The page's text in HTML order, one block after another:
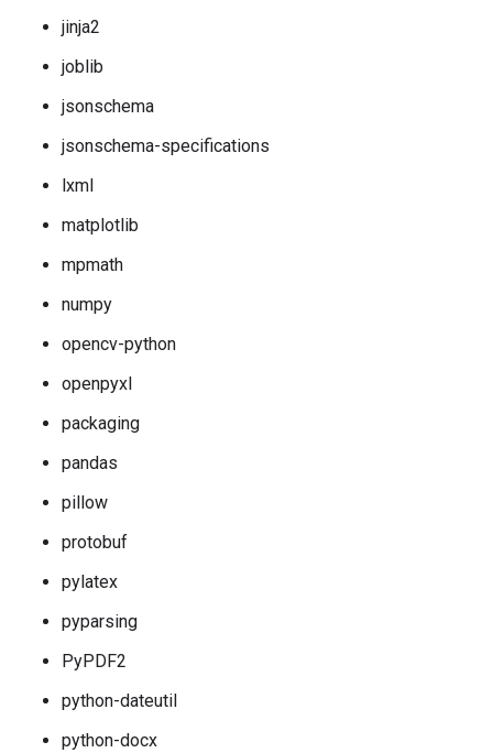
jinja2
joblib
jsonschema
jsonschema-specifications
lxml
matplotlib
mpmath
numpy
opencv-python
openpyxl
packaging
pandas
pillow
protobuf
pylatex
pyparsing
PyPDF2
python-dateutil
python-docx